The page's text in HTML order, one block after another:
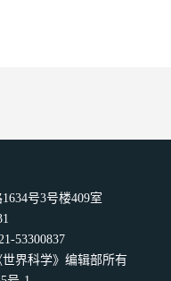
号3号楼409室
53300837
界科学》编辑部所有